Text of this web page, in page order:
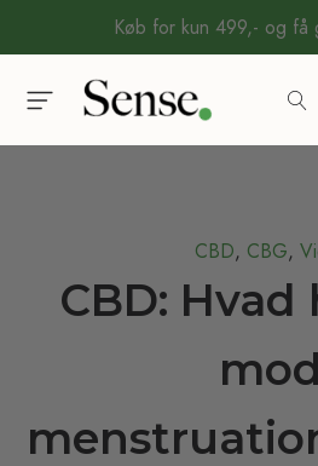
Køb for kun 499,- og få
CBD, CBG,
CBD:
mod